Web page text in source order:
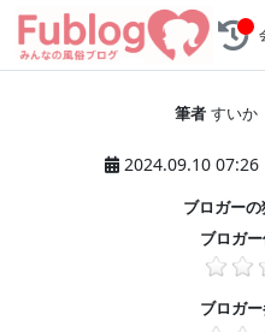
筆者すいか
2024.09.10 07:26
ブロガー
ブロガ
ブロガ